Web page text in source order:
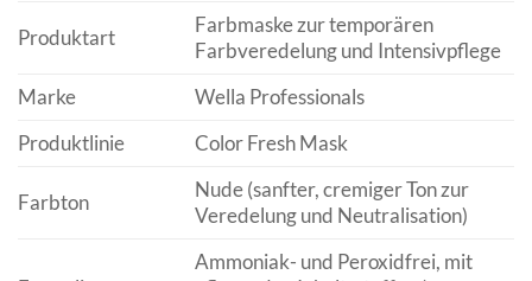
Produktart
Farbmaske zur temporären
Farbveredelung und Intensivpflege
Marke
Wella Professionals
Produktlinie
Color Fresh Mask
Farbton
Nude (sanfter, cremiger Ton zur
Veredelung und Neutralisation)
Ammoniak- und Peroxidfrei, mit